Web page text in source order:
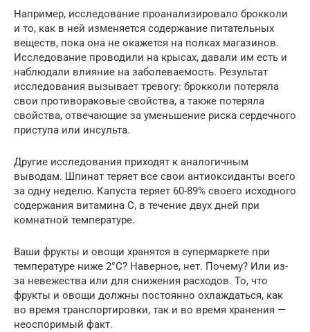
Например, исследование проанализировало брокколи
и то, как в ней изменяется содержание питательных
веществ, пока она не окажется на полках магазинов.
Исследование проводили на крысах, давали им есть и
наблюдали влияние на заболеваемость. Результат
исследования вызывает тревогу: брокколи потеряла
свои противораковые свойства, а также потеряла
свойства, отвечающие за уменьшение риска сердечного
приступа или инсульта.
Другие исследования приходят к аналогичным
выводам. Шпинат теряет все свои антиоксиданты всего
за одну неделю. Капуста теряет 60-89% своего исходного
содержания витамина С, в течение двух дней при
комнатной температуре.
Ваши фрукты и овощи хранятся в супермаркете при
температуре ниже 2°C? Наверное, нет. Почему? Или из-
за невежества или для снижения расходов. То, что
фрукты и овощи должны постоянно охлаждаться, как
во время транспортировки, так и во время хранения —
неоспоримый факт.